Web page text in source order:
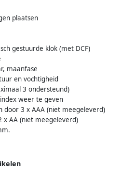
plaatsen
gestuurde klok (met DCF)
maanfase
en vochtigheid
3 ondersteund)
weer te geven
door 3 x AAA (niet meegeleverd)
x AA (niet meegeleverd)